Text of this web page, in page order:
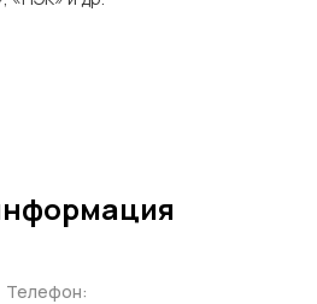
Телефон: